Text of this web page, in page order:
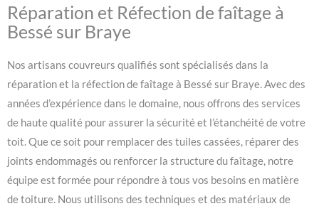
Réparation et Réfection de faîtage à
Bessé sur Braye
Nos artisans couvreurs qualifiés sont spécialisés dans la
réparation et la réfection de faîtage à Bessé sur Braye. Avec des
années d’expérience dans le domaine, nous offrons des services
de haute qualité pour assurer la sécurité et l’étanchéité de votre
toit. Que ce soit pour remplacer des tuiles cassées, réparer des
joints endommagés ou renforcer la structure du faîtage, notre
équipe est formée pour répondre à tous vos besoins en matière
de toiture. Nous utilisons des techniques et des matériaux de